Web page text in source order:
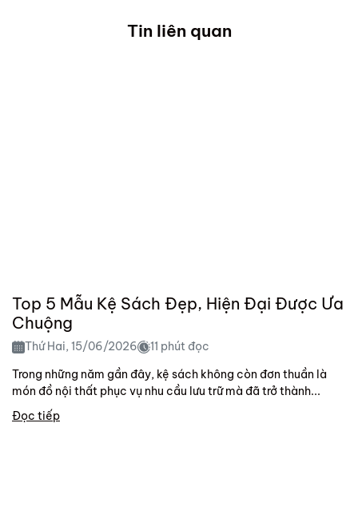
Tin liên quan
Top 5 Mẫu Kệ Sách Đẹp, Hiện Đại Được Ưa
Chuộng
Thứ Hai, 15/06/2026
11 phút đọc
Trong những năm gần đây, kệ sách không còn đơn thuần là
món đồ nội thất phục vụ nhu cầu lưu trữ mà đã trở thành...
Đọc tiếp